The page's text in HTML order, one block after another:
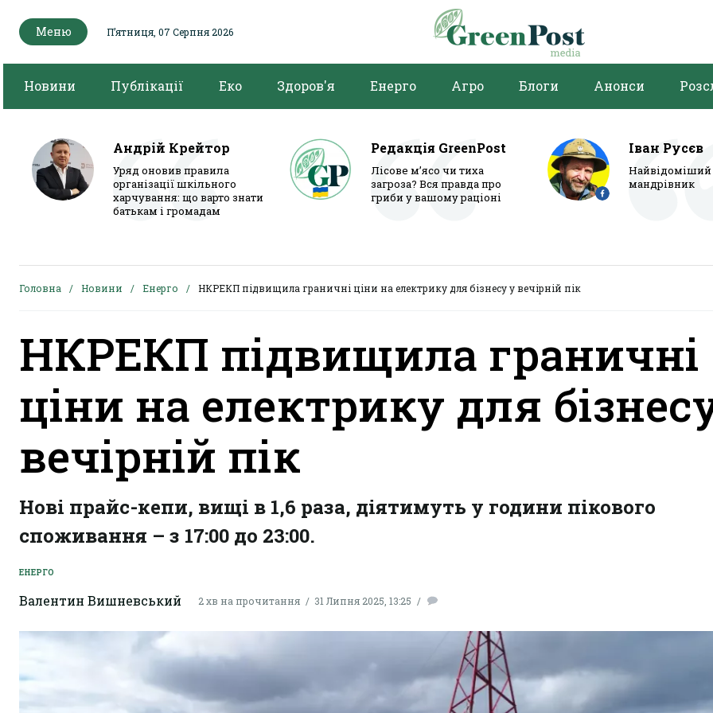
Меню Пʼятниця, 07 Серпня 2026
Новини Публікації Еко Здоров'я Енерго Агро Блоги Анонси
Андрій Крейтор
Уряд оновив правила
організації шкільного
харчування: що варто знати
батькам і громадам
Редакція GreenPost
Лісове м’ясо чи тиха
загроза? Вся правда про
гриби у вашому раціоні
Іван Русєв
мандрівник
Головна Новини Енерго НКРЕКП підвищила граничні ціни на електрику для бізнесу у вечірній пік
НКРЕКП підвищила граничні
ціни на електрику для
вечірній пік
Нові прайс-кепи, вищі в 1,6 раза, діятимуть у години пікового
споживання – з 17:00 до 23:00.
ЕНЕРГО
Валентин Вишневський 2 хв на прочитання 31 Липня 2025, 13:25